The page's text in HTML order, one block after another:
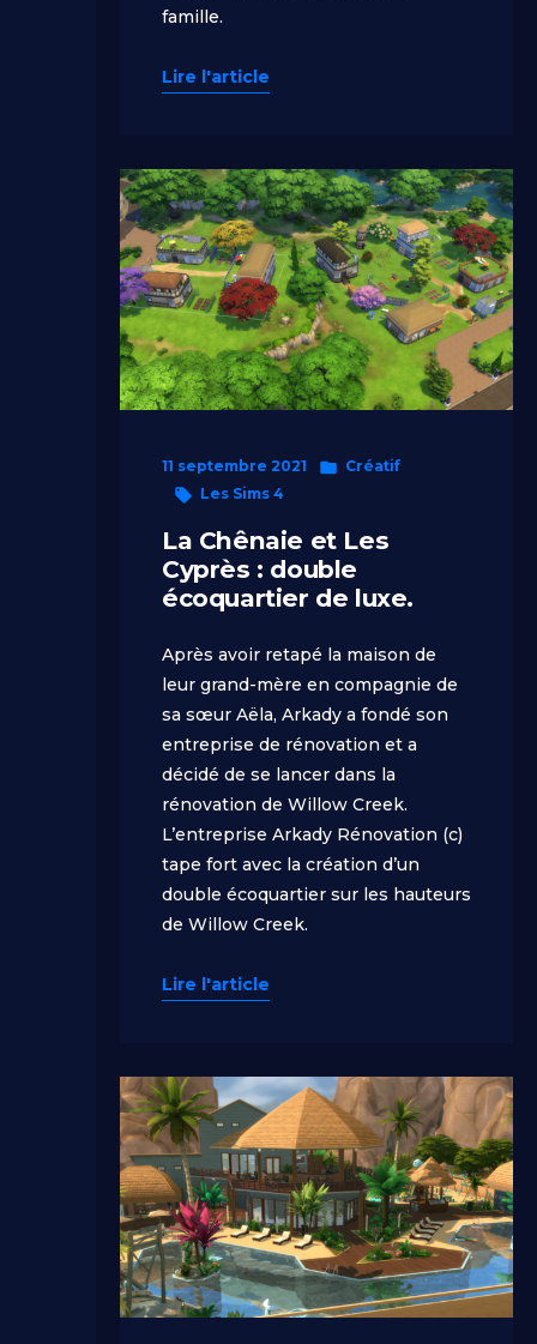
famille.
Lire l'article
11 septembre 2021
Publié
Créatif
Étiquettes :
Les Sims 4
La Chênaie et Les
Cyprès : double
écoquartier de luxe.
Après avoir retapé la maison de
leur grand-mère en compagnie de
sa sœur Aëla, Arkady a fondé son
entreprise de rénovation et a
décidé de se lancer dans la
rénovation de Willow Creek.
L’entreprise Arkady Rénovation (c)
tape fort avec la création d’un
double écoquartier sur les hauteurs
de Willow Creek.
Lire l'article